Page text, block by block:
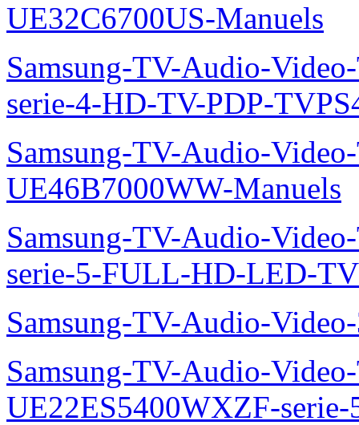
UE32C6700US-Manuels
Samsung-TV-Audio-
serie-4-HD-TV-PDP-
Samsung-TV-Audio-
UE46B7000WW-Manuels
Samsung-TV-Audio-
serie-5-FULL-HD-LED-
Samsung-TV-Audio-
Samsung-TV-Audio-
UE22ES5400WXZF-